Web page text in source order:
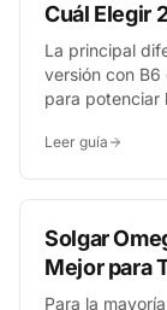
Cuál Elegir
La principal
versión con B6
para potenciar
metabolismo
Leer guía
Solgar
Mejor para
Para la